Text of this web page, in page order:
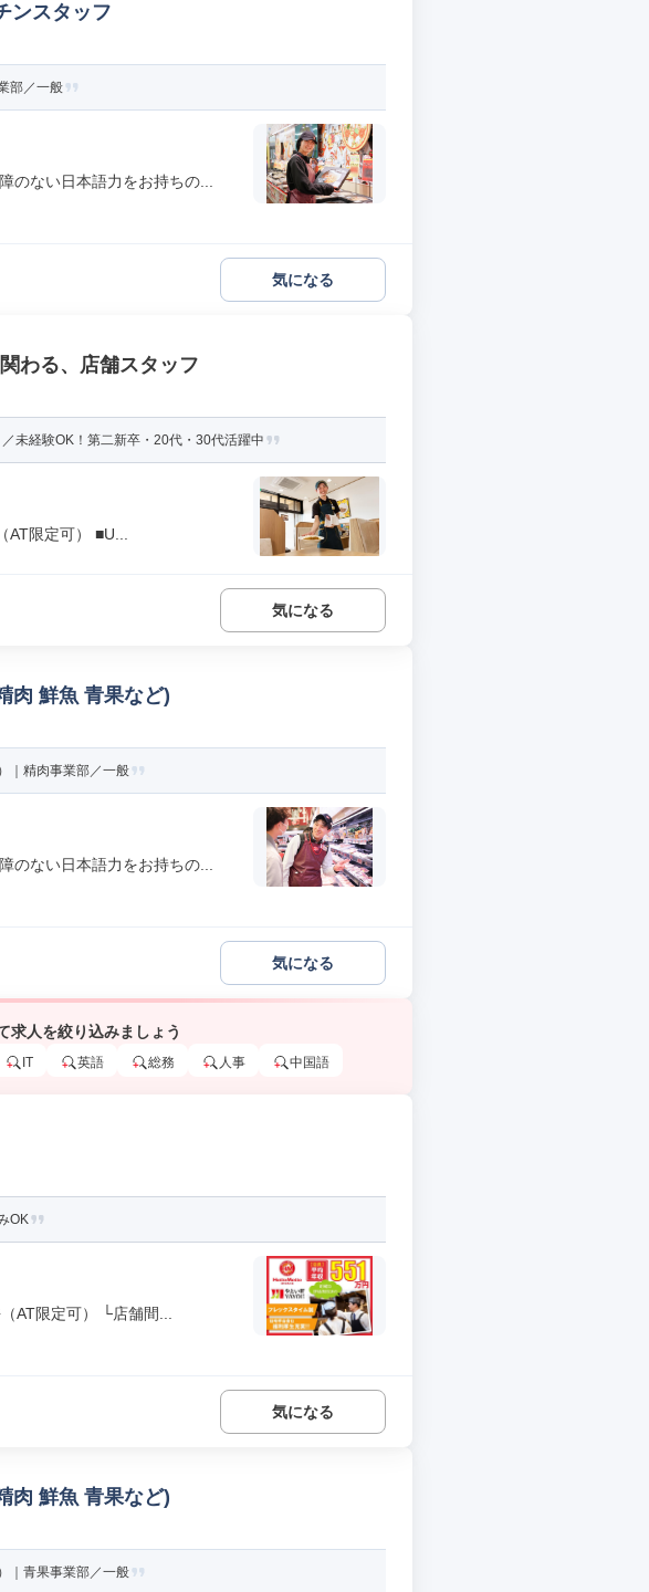
ンスタッフ
部／一般
のない日本語力をお持ちの...
気になる
わる、店舗スタッフ
未経験OK！第二新卒・20代・30代活躍中
限定可） ■U...
気になる
肉 鮮魚 青果など)
｜精肉事業部／一般
のない日本語力をお持ちの...
気になる
求人を絞り込みましょう
IT 英語 総務 人事 中国語
OK
AT限定可） └店舗間...
気になる
肉 鮮魚 青果など)
｜青果事業部／一般